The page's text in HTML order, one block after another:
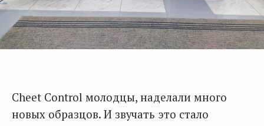
Cheet Control молодцы, наделали много
новых образцов. И звучать это стало